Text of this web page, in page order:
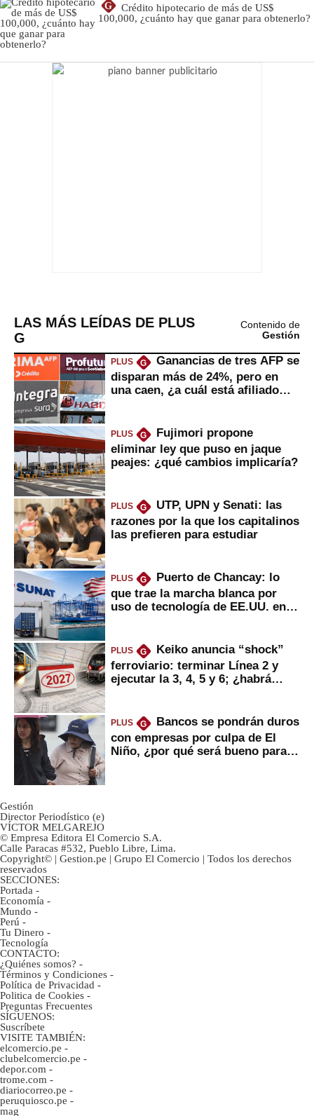
G
Crédito hipotecario de más de US$
100,000, ¿cuánto hay que ganar para obtenerlo?
LAS MÁS LEÍDAS DE PLUS
G
Contenido de
Gestión
PLUS G
Ganancias de tres AFP se
disparan más de 24%, pero en
una caen, ¿a cuál está afiliado
PLUS G
Fujimori propone
eliminar ley que puso en jaque
peajes: ¿qué cambios implicaría?
PLUS G
UTP, UPN y Senati: las
razones por la que los capitalinos
las prefieren para estudiar
PLUS G
Puerto de Chancay: lo
que trae la marcha blanca por
uso de tecnología de EE.UU. en
PLUS G
Keiko anuncia “shock”
ferroviario: terminar Línea 2 y
ejecutar la 3, 4, 5 y 6; ¿habrá
PLUS G
Bancos se pondrán duros
con empresas por culpa de El
Niño, ¿por qué será bueno para
Gestión
Director Periodístico (e)
VÍCTOR MELGAREJO
© Empresa Editora El Comercio S.A.
Calle Paracas #532, Pueblo Libre, Lima.
Copyright© | Gestion.pe | Grupo El Comercio | Todos los derechos
reservados
SECCIONES:
Portada -
Economía -
Mundo -
Perú -
Tu Dinero -
Tecnología
CONTACTO:
¿Quiénes somos? -
Términos y Condiciones -
Política de Privacidad -
Politica de Cookies -
Preguntas Frecuentes
SÍGUENOS:
Suscríbete
VISITE TAMBIÉN:
elcomercio.pe -
clubelcomercio.pe -
depor.com -
trome.com -
diariocorreo.pe -
peruquiosco.pe -
mag